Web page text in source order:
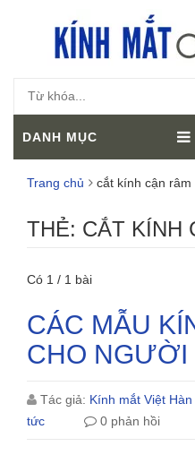
DANH MỤC
Trang chủ cắt kính cận râm
THẺ: CẮT KÍNH
Có 1 / 1 bài
CÁC MẪU
CHO NGƯỜI
Tác giả: Kính mắt Việt Hàn
tức
0 phản hồi